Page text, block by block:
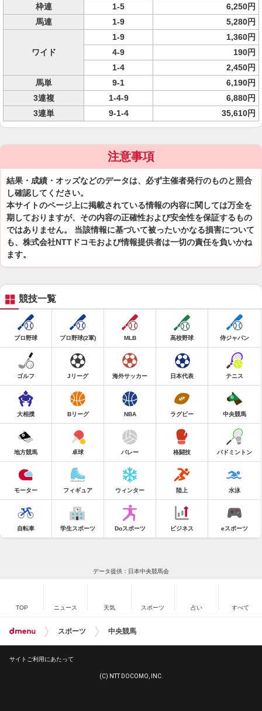
枠連
1-5
6,250円
馬連
1-9 5,280円
ワイド
1-9
1,360円
4-9
190円
1-4
2,450円
馬単
9-1
6,190円
3連複
1-4-9
6,880円
3連単
9-1-4 35,610円
注意事項
結果・成績・オッズなどのデータは、必ず主催者発行のものと照合
し確認してください。
本サイトのページ上に掲載されている情報の内容に関しては万全を
期しておりますが、その内容の正確性および安全性を保証するもの
ではありません。 当該情報に基づいて被ったいかなる損害について
も、株式会社NTTドコモおよび情報提供者は一切の責任を負いかね
ます。
競技一覧
プロ野球 プロ野球(2軍) MLB 高校野球 侍ジャパン
ゴルフ Jリーグ 海外サッカー 日本代表 テニス
大相撲 Bリーグ NBA ラグビー 中央競馬
地方競馬 卓球 バレー 格闘技 バドミントン
モーター フィギュア ウィンター 陸上 水泳
自転車 学生スポーツ Doスポーツ ビジネス eスポーツ
データ提供：日本中央競馬会
TOP ニュース 天気 スポーツ 占い すべて
スポーツ 中央競馬
サイトご利用にあたって
(C) NTT DOCOMO, INC.